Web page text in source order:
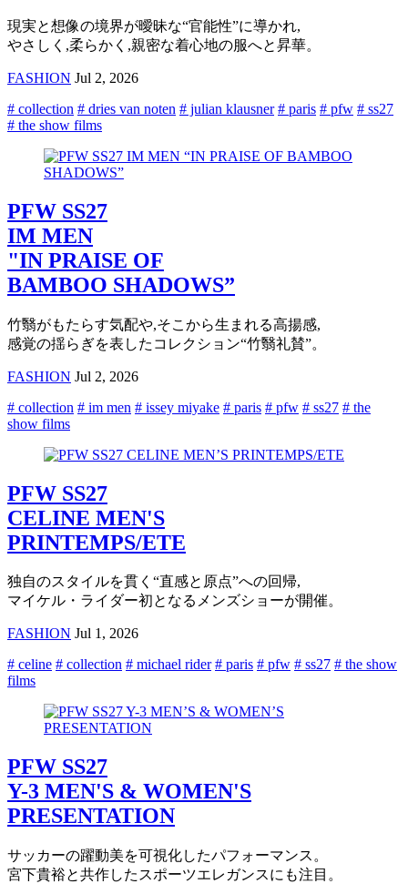
現実と想像の境界が曖昧な“官能性”に導かれ,
やさしく,柔らかく,親密な着心地の服へと昇華。
FASHION Jul 2, 2026
# collection # dries van noten # julian klausner # paris # pfw # ss27
# the show films
PFW SS27
IM MEN
"IN PRAISE OF
BAMBOO SHADOWS”
竹翳がもたらす気配や,そこから生まれる高揚感,
感覚の揺らぎを表したコレクション“竹翳礼賛”。
FASHION Jul 2, 2026
# collection # im men # issey miyake # paris # pfw # ss27 # the
show films
PFW SS27
CELINE MEN'S
PRINTEMPS/ETE
独自のスタイルを貫く“直感と原点”への回帰,
マイケル・ライダー初となるメンズショーが開催。
FASHION Jul 1, 2026
# celine # collection # michael rider # paris # pfw # ss27 # the show
films
PFW SS27
Y-3 MEN'S & WOMEN'S
PRESENTATION
サッカーの躍動美を可視化したパフォーマンス。
宮下貴裕と共作したスポーツエレガンスにも注目。